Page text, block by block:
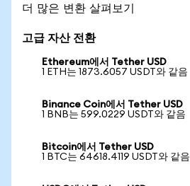
더 많은 변환 살펴보기
고급 자산 전환
Ethereum에서 Tether USD
1 ETH는 1873.6057 USDT와 같음
Binance Coin에서 Tether USD
1 BNB는 599.0229 USDT와 같음
Bitcoin에서 Tether USD
1 BTC는 64618.4119 USDT와 같음